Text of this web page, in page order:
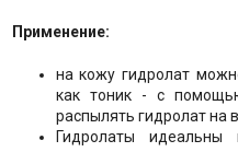
Применение:
на кожу гидролат
как тоник - с
распылять гидролат на
Гидролаты